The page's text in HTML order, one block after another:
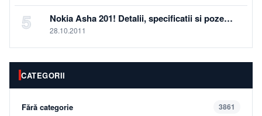
5 Nokia Asha 201! Detalii, specificatii si poze…
28.10.2011
CATEGORII
Fără categorie 3861